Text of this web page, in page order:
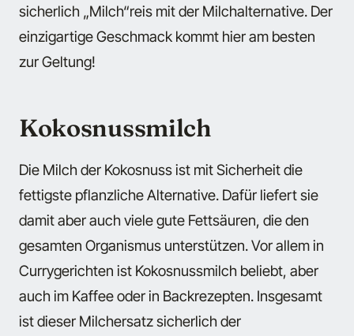
sicherlich „Milch“reis mit der Milchalternative. Der
einzigartige Geschmack kommt hier am besten
zur Geltung!
Kokosnussmilch
Die Milch der Kokosnuss ist mit Sicherheit die
fettigste pflanzliche Alternative. Dafür liefert sie
damit aber auch viele gute Fettsäuren, die den
gesamten Organismus unterstützen. Vor allem in
Currygerichten ist Kokosnussmilch beliebt, aber
auch im Kaffee oder in Backrezepten. Insgesamt
ist dieser Milchersatz sicherlich der